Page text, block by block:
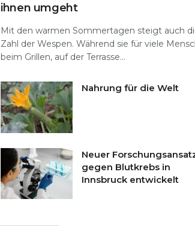
ihnen umgeht
Mit den warmen Sommertagen steigt auch
Zahl der Wespen. Während sie für viele
beim Grillen, auf der Terrasse...
Nahrung für die Welt
Neuer
gegen Blutkrebs in
Innsbruck entwickelt